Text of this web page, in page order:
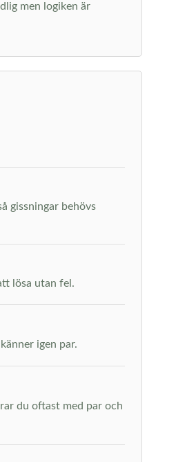
men logiken är
gissningar behövs
lösa utan fel.
igen par.
du oftast med par och